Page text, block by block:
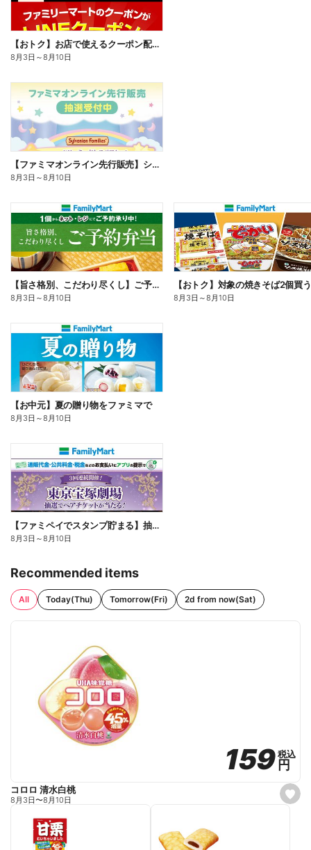
【おトク】お店で使えるクーポン配信中
8月3日 ～8月10日
【ファミマオンライン先行販売】シルバニアファミリー
8月3日 ～8月10日
【旨さ格別、こだわり尽くし】ご予約弁当
8月3日 ～8月10日 8月3日 ～8月10日
【お中元】夏の贈り物をファミマで
8月3日 ～8月10日
【ファミペイでスタンプ貯まる】抽選でペアチケットが当たる!
8月3日 ～8月10日
Recommended items
All Today(Thu) Tomorrow(Fri) 2d from now(Sat)
s
e
159
159税込
税込
円
円
コロロ 清水白桃
8月3日〜8月10日